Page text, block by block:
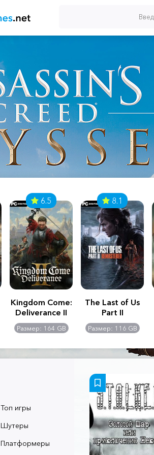
6.5
Kingdom Come:
Deliverance II
Размер: 164 GB
8.1
The Last of Us
Part II
Remastered
Размер: 116 GB
Топ игры
Шутеры
Платформеры